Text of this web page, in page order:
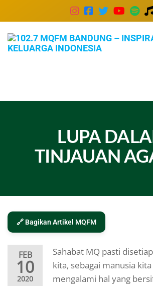
LUPA
TINJAUAN
🔗 Bagikan Artikel MQFM
FEB
10
2020
Sahabat MQ pasti
kita, sebagai manusia
mengalami hal yang